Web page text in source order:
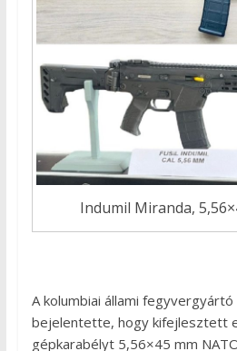
Indumil Miranda,
A kolumbiai állami fegyvergyártó
bejelentette, hogy kifejlesztett
gépkarabélyt 5,56×45 mm